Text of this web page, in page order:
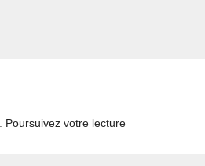
Poursuivez votre lecture